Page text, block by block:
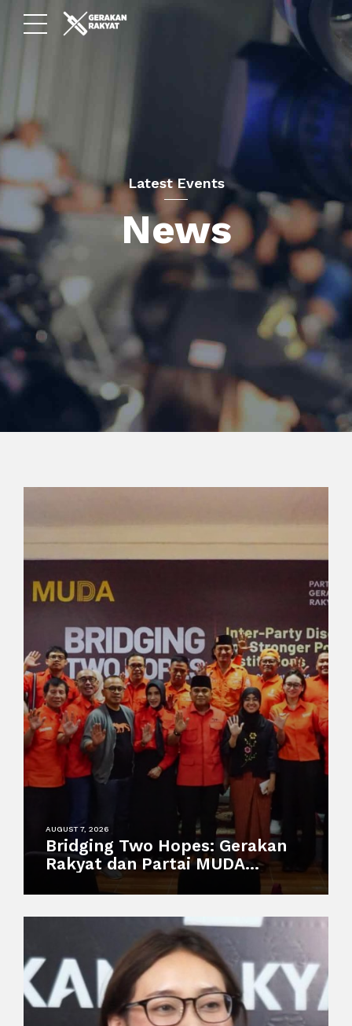
Latest Events
News
AUGUST 7, 2026
Bridging Two Hopes: Gerakan
Rakyat dan Partai MUDA
Malaysia Satukan Visi Politik
Anak Muda